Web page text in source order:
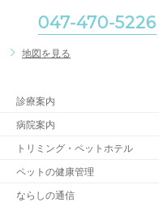
047-470-5226
地図を見る
診療案内
病院案内
トリミング・ペットホテル
ペットの健康管理
ならしの通信